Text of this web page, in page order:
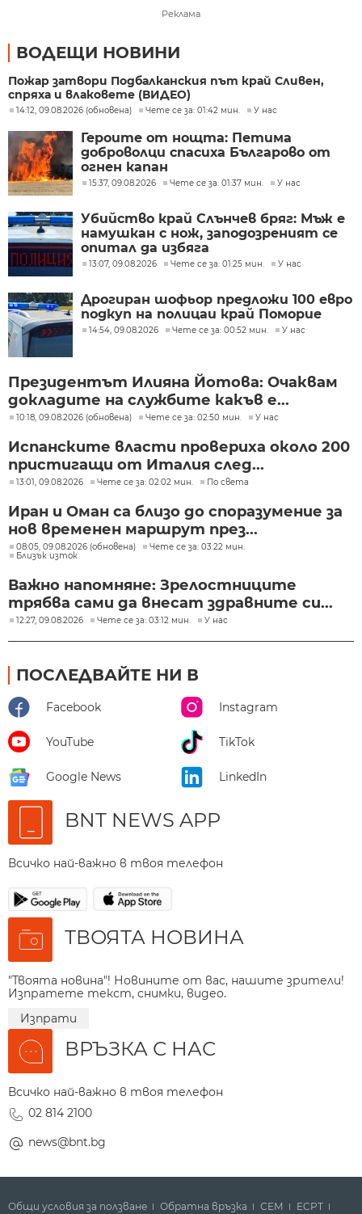
Реклама
ВОДЕЩИ НОВИНИ
Пожар затвори Подбалканския път край Сливен,
спряха и влаковете (ВИДЕО)
14:12, 09.08.2026 (обновена) Чете се за: 01:42 мин. У нас
Героите от нощта: Петима
доброволци спасиха Българово от
огнен капан
15:37, 09.08.2026 Чете се за: 01:37 мин. У нас
Убийство край Слънчев бряг: Мъж е
намушкан с нож, заподозреният се
опитал да избяга
13:07, 09.08.2026 Чете се за: 01:25 мин. У нас
Дрогиран шофьор предложи 100 евро
подкуп на полицаи край Поморие
14:54, 09.08.2026 Чете се за: 00:52 мин. У нас
Президентът Илияна Йотова: Очаквам
докладите на службите какъв е...
10:18, 09.08.2026 (обновена) Чете се за: 02:50 мин. У нас
Испанските власти провериха около 200
пристигащи от Италия след...
13:01, 09.08.2026 Чете се за: 02:02 мин. По света
Иран и Оман са близо до споразумение за
нов временен маршрут през...
08:05, 09.08.2026 (обновена)
Чете се за: 03:22 мин.
Близък изток
Важно напомняне: Зрелостниците
трябва сами да внесат здравните си...
12:27, 09.08.2026 Чете се за: 03:12 мин. У нас
ПОСЛЕДВАЙТЕ НИ В
Facebook Instagram
YouTube TikTok
Google News LinkedIn
BNT NEWS APP
Всичко най-важно в твоя телефон
ТВОЯТА НОВИНА
"Твоята новина"! Новините от вас, нашите зрители!
Изпратете текст, снимки, видео.
Изпрати
ВРЪЗКА С НАС
Всичко най-важно в твоя телефон
02 814 2100
news@bnt.bg
Общи условия за ползване Обратна връзка СЕМ ECPT